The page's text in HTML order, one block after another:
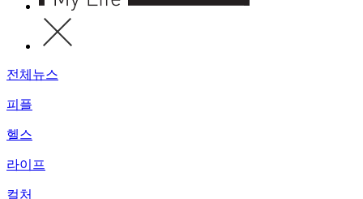
전체뉴스
피플
헬스
라이프
컬처